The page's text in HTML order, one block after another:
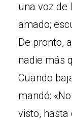
una voz de
amado;
De pronto,
nadie más
Cuando
mandó:
visto,